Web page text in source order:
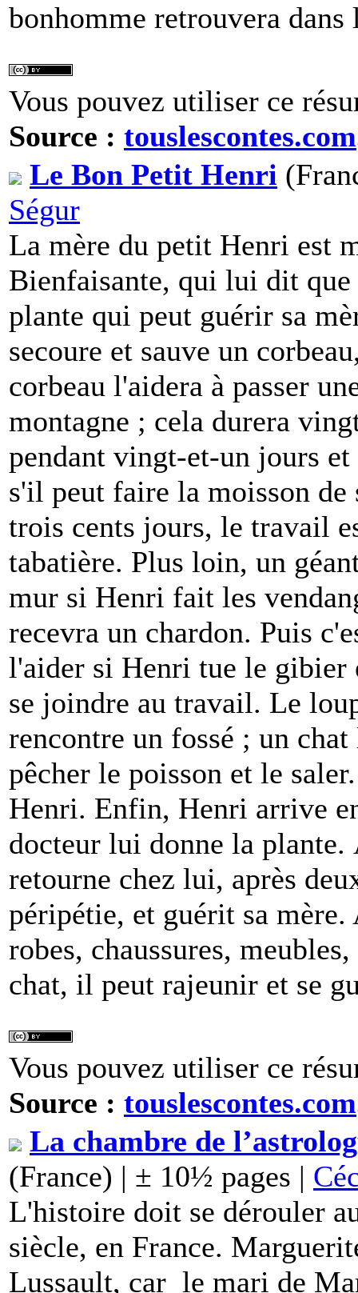
bonhomme retrouvera
Vous pouvez utiliser ce
Source : touslescontes.com
Le Bon Petit Henri
Ségur
La mère du petit Henri est
Bienfaisante, qui lui dit que
plante qui peut guérir sa
secoure et sauve un
corbeau l'aidera à passer
montagne ; cela durera
pendant vingt-et-un jours
s'il peut faire la moisson de
trois cents jours, le travail
tabatière. Plus loin, un
mur si Henri fait les
recevra un chardon. Puis
l'aider si Henri tue le
se joindre au travail. Le
rencontre un fossé ; un
pêcher le poisson et le
Henri. Enfin, Henri arrive
docteur lui donne la
retourne chez lui, après
péripétie, et guérit sa
robes, chaussures,
chat, il peut rajeunir et se
Vous pouvez utiliser ce
Source : touslescontes.com
La chambre de
(France) | ± 10½ pages |
L'histoire doit se dérouler
siècle, en France.
Lussault, car le mari de